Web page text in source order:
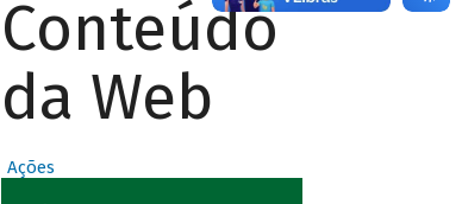
Conteúdo
da Web
Ações